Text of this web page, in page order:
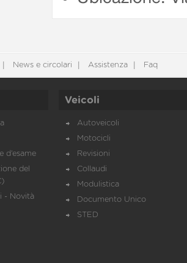
News e circolari Assistenza Faq
d’esame
del
- Novità
Veicoli
Autoveicoli
Motocicli
Revisioni
Collaudi
Modulistica
Documento Unico
STED